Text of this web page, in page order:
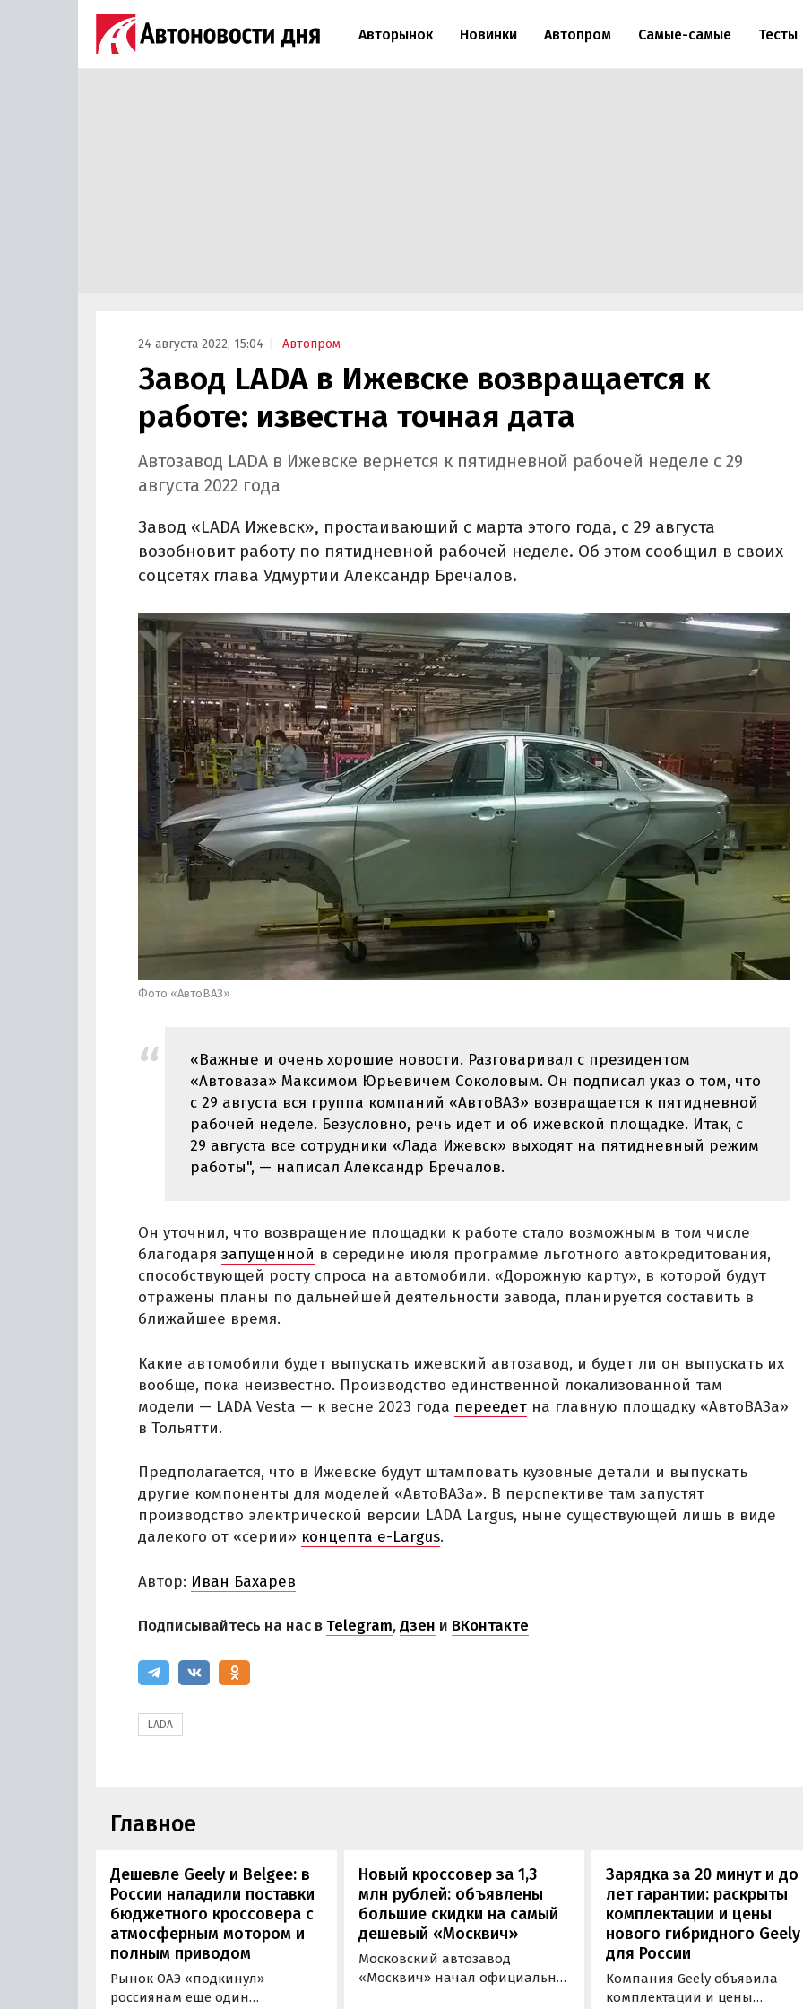
Авторынок Новинки Автопром Самые-самые Тесты
24 августа 2022, 15:04 Автопром
Завод LADA в Ижевске возвращается к
работе: известна точная дата
Автозавод LADA в Ижевске вернется к пятидневной рабочей неделе с 29
августа 2022 года
Завод «LADA Ижевск», простаивающий с марта этого года, с 29 августа
возобновит работу по пятидневной рабочей неделе. Об этом сообщил в своих
соцсетях глава Удмуртии Александр Бречалов.
Фото «АвтоВАЗ»
«Важные и очень хорошие новости. Разговаривал с президентом
«Автоваза» Максимом Юрьевичем Соколовым. Он подписал указ о том, что
с 29 августа вся группа компаний «АвтоВАЗ» возвращается к пятидневной
рабочей неделе. Безусловно, речь идет и об ижевской площадке. Итак, с
29 августа все сотрудники «Лада Ижевск» выходят на пятидневный режим
работы", — написал Александр Бречалов.
Он уточнил, что возвращение площадки к работе стало возможным в том числе
благодаря запущенной в середине июля программе льготного автокредитования,
способствующей росту спроса на автомобили. «Дорожную карту», в которой будут
отражены планы по дальнейшей деятельности завода, планируется составить в
ближайшее время.
Какие автомобили будет выпускать ижевский автозавод, и будет ли он выпускать их
вообще, пока неизвестно. Производство единственной локализованной там
модели — LADA Vesta — к весне 2023 года переедет на главную площадку «АвтоВАЗа»
в Тольятти.
Предполагается, что в Ижевске будут штамповать кузовные детали и выпускать
другие компоненты для моделей «АвтоВАЗа». В перспективе там запустят
производство электрической версии LADA Largus, ныне существующей лишь в виде
далекого от «серии» концепта e-Largus.
Автор: Иван Бахарев
Подписывайтесь на нас в Telegram,Дзен и ВКонтакте
LADA
Главное
Дешевле Geely и Belgee: в
России наладили поставки
бюджетного кроссовера с
атмосферным мотором и
полным приводом
Рынок ОАЭ «подкинул»
россиянам еще один
Новый кроссовер за 1,3
млн рублей: объявлены
большие скидки на самый
дешевый «Москвич»
Московский автозавод
«Москвич» начал официально
Зарядка за 20 минут и
лет гарантии: раскрыты
комплектации и цены
нового гибридного Geely
для России
Компания Geely объявила
комплектации и цены